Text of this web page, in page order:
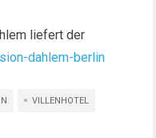
liefert der
dahlem-berlin
VILLENHOTEL